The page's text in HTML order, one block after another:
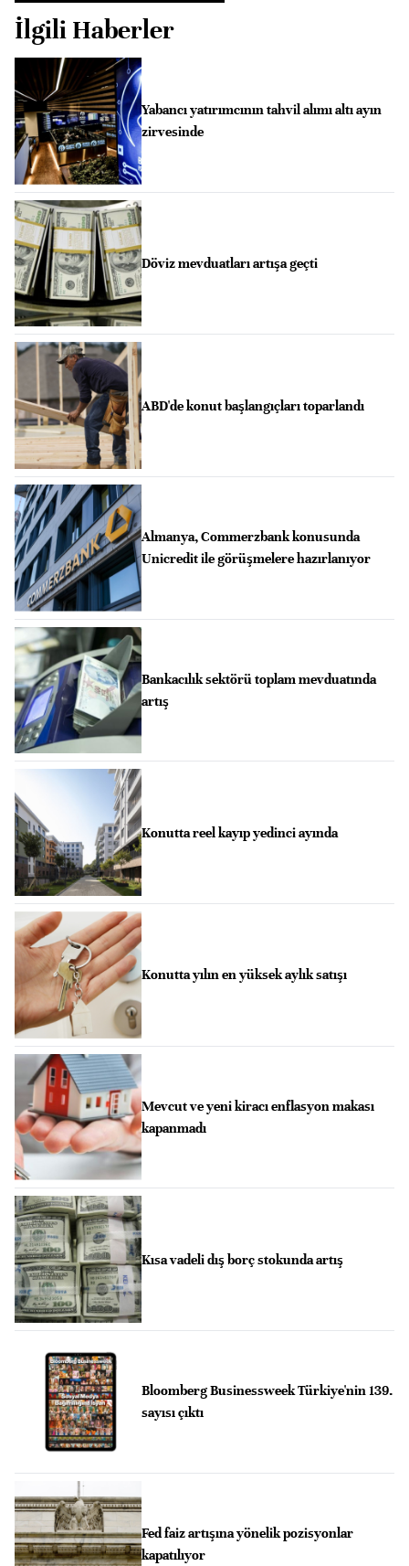
İlgili Haberler
Yabancı yatırımcının tahvil alımı altı ayın
zirvesinde
Döviz mevduatları artışa geçti
ABD'de konut başlangıçları toparlandı
Almanya, Commerzbank konusunda
Unicredit ile görüşmelere hazırlanıyor
Bankacılık sektörü toplam mevduatında
artış
Konutta reel kayıp yedinci ayında
Konutta yılın en yüksek aylık satışı
Mevcut ve yeni kiracı enflasyon makası
kapanmadı
Kısa vadeli dış borç stokunda artış
Bloomberg Businessweek Türkiye'nin 139.
sayısı çıktı
Fed faiz artışına yönelik pozisyonlar
kapatılıyor